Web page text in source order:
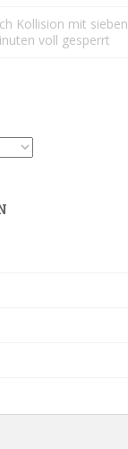
Kollision mit sieben
voll gesperrt